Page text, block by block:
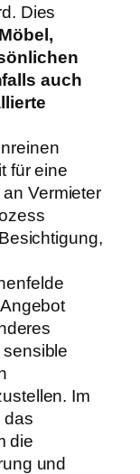
Dies
auch
für eine
Vermieter
Im
das
die
und